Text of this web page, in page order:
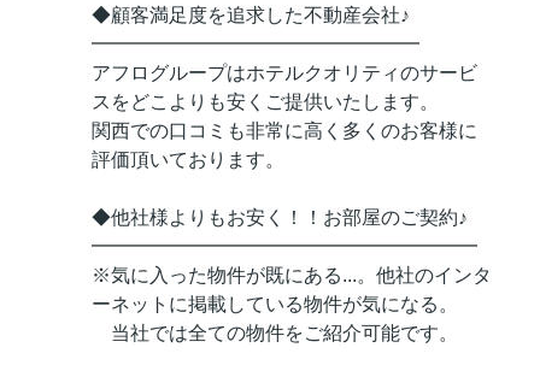
◆顧客満足度を追求した不動産会社♪
━━━━━━━━━━━━━━━━━
アフログループはホテルクオリティのサービ
スをどこよりも安くご提供いたします。
関西での口コミも非常に高く多くのお客様に
評価頂いております。
◆他社様よりもお安く！！お部屋のご契約♪
━━━━━━━━━━━━━━━━━━━━
※気に入った物件が既にある...。他社のインタ
ーネットに掲載している物件が気になる。
当社では全ての物件をご紹介可能です。